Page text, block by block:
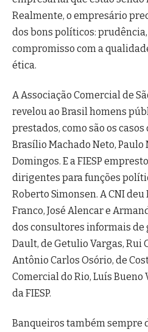
Realmente, o empresário
dos bons políticos:
compromisso com a
ética.
A Associação Comercial de
revelou ao Brasil homens
prestados, como são os
Brasílio Machado Neto,
Domingos. E a FIESP
dirigentes para funções
Roberto Simonsen. A CNI
Franco, José Alencar e
dos consultores informais de
Dault, de Getulio Vargas, Rui
Antônio Carlos Osório, de
Comercial do Rio, Luís
da FIESP.
Banqueiros também sempre